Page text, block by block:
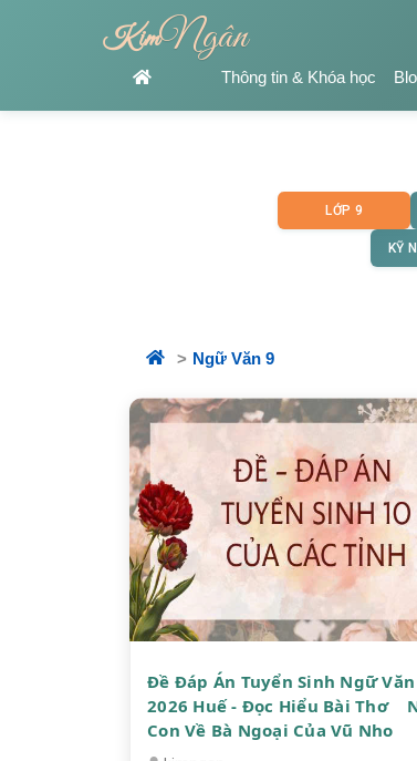
KimNgân
Thông tin & Khóa học
LỚP 9
KỸ
Ngữ Văn 9
Đề Đáp Án Tuyển Sinh Ngữ
2026 Huế - Đọc Hiểu Bài Thơ
Con Về Bà Ngoại Của Vũ Nho